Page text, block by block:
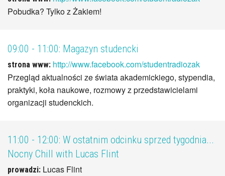
Pobudka? Tylko z Żakiem!
09:00 - 11:00: Magazyn studencki
strona www: http://www.facebook.com/studentradiozak
Przegląd aktualności ze świata akademickiego, stypendia,
praktyki, koła naukowe, rozmowy z przedstawicielami
organizacji studenckich.
11:00 - 12:00: W ostatnim odcinku sprzed tygodnia...
Nocny Chill with Lucas Flint
prowadzi: Lucas Flint